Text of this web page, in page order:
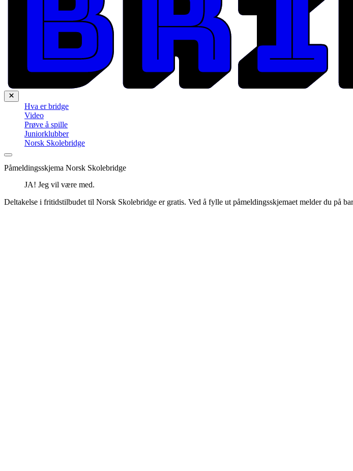
Hva er bridge
Video
Prøve å spille
Juniorklubber
Norsk Skolebridge
Påmeldingsskjema Norsk Skolebridge
JA! Jeg vil være med.
Deltakelse i fritidstilbudet til Norsk Skolebridge er gratis. Ved å fylle ut påmeldingsskjemaet melder du på